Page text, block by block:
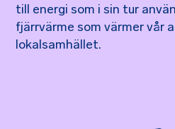
till energi som i sin tur
fjärrvärme som värmer vår
lokalsamhället.